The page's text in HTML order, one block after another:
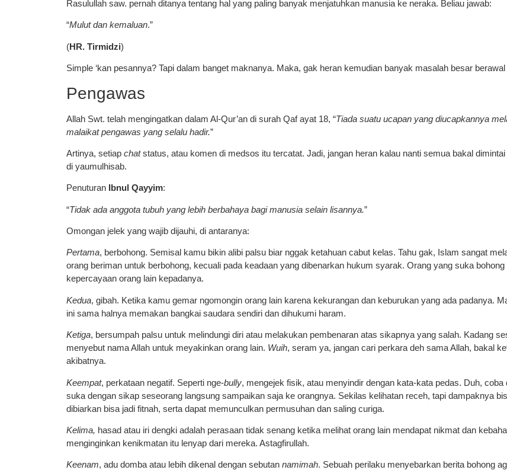
Rasulullah saw. pernah ditanya tentang hal yang paling banyak menjatuhkan manusia ke neraka. Beliau jawab:
“Mulut dan kemaluan.”
(HR. Tirmidzi)
Simple ‘kan pesannya? Tapi dalam banget maknanya. Maka, gak heran kemudian banyak masalah besar
Pengawas
Allah Swt. telah mengingatkan dalam Al-Qur’an di surah Qaf ayat 18, “Tiada suatu ucapan yang diucapkannya
malaikat pengawas yang selalu hadir.”
Artinya, setiap chatstatus, atau komen di medsos itu tercatat. Jadi, jangan heran kalau nanti semua bakal
di yaumulhisab.
Penuturan Ibnul Qayyim:
“Tidak ada anggota tubuh yang lebih berbahaya bagi manusia selain lisannya.”
Omongan jelek yang wajib dijauhi, di antaranya:
Pertama, berbohong. Semisal kamu bikin alibi palsu biar nggak ketahuan cabut kelas. Tahu gak, Islam sangat
orang beriman untuk berbohong, kecuali pada keadaan yang dibenarkan hukum syarak. Orang yang suka
kepercayaan orang lain kepadanya.
Kedua, gibah. Ketika kamu gemar ngomongin orang lain karena kekurangan dan keburukan yang ada padanya.
ini sama halnya memakan bangkai saudara sendiri dan dihukumi haram.
Ketiga, bersumpah palsu untuk melindungi diri atau melakukan pembenaran atas sikapnya yang salah. Kadang
menyebut nama Allah untuk meyakinkan orang lain. Wuih, seram ya, jangan cari perkara deh sama Allah, bakal
akibatnya.
Keempat, perkataan negatif. Seperti nge-bully, mengejek fisik, atau menyindir dengan kata-kata pedas. Duh, coba
suka dengan sikap seseorang langsung sampaikan saja ke orangnya. Sekilas kelihatan receh, tapi dampaknya
dibiarkan bisa jadi fitnah, serta dapat memunculkan permusuhan dan saling curiga.
Kelima, hasad atau iri dengki adalah perasaan tidak senang ketika melihat orang lain mendapat nikmat dan
menginginkan kenikmatan itu lenyap dari mereka. Astagfirullah.
Keenam, adu domba atau lebih dikenal dengan sebutan namimah. Sebuah perilaku menyebarkan berita bohong